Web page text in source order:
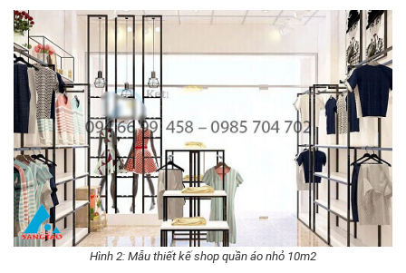
Hình 2: Mẫu thiết kế shop quần áo nhỏ 10m2